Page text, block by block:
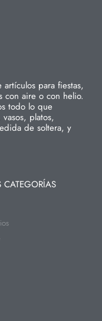
para fiestas,
con aire o con helio.
todo lo que
platos,
de soltera, y
CATEGORÍAS